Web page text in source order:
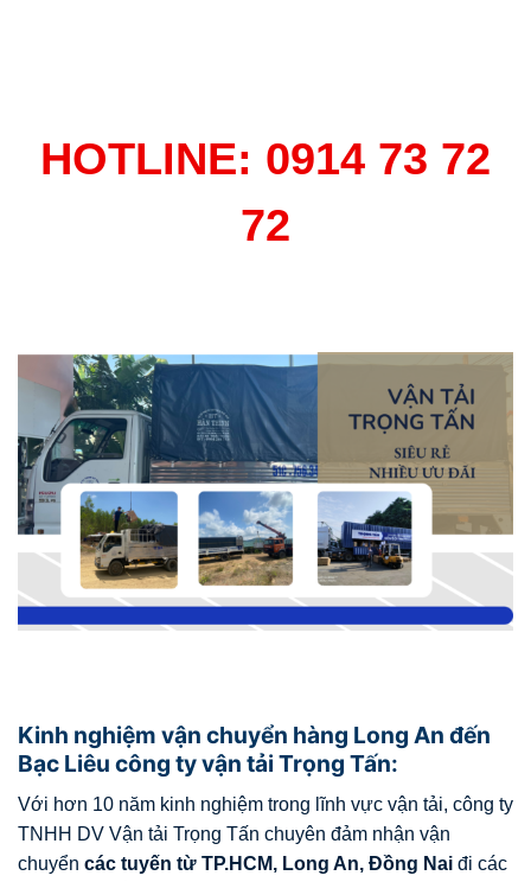
HOTLINE: 0914 73 72
72
Kinh nghiệm vận chuyển hàng Long An đến
Bạc Liêu công ty vận tải Trọng Tấn:
Với hơn 10 năm kinh nghiệm trong lĩnh vực vận tải, công ty
TNHH DV Vận tải Trọng Tấn chuyên đảm nhận vận
chuyển các tuyến từ TP.HCM, Long An, Đồng Nai đi các